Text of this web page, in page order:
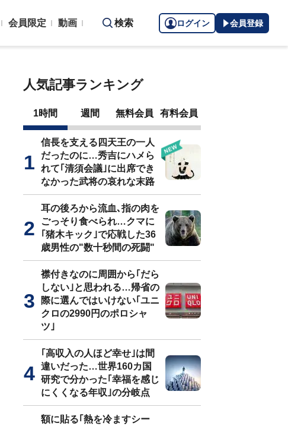
会員限定 動画 検索 ログイン 会員登録
人気記事ランキング
1時間 週間 無料会員 有料会員
信長を支える四天王の一人
だったのに…秀吉にハメら
れて｢清須会議｣に出席でき
なかった武将の哀れな末路
耳の後ろから流血､指の肉を
ごっそり食べられ…クマに
｢猪木キック｣で応戦した36
歳男性の"数十秒間の死闘"
襟付きなのに周囲から｢だら
しない｣と思われる…帰省の
際に選んではいけない｢ユニ
クロの2990円のポロシャ
ツ｣
｢高収入の人ほど幸せ｣は間
違いだった…世界160カ国
研究で分かった｢幸福を感じ
にくくなる年収｣の分岐点
額に貼る｢熱を冷ますシー